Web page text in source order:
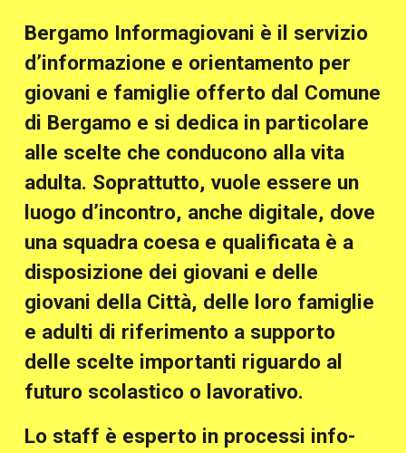
Bergamo Informagiovani è il servizio
d’informazione e orientamento per
giovani e famiglie offerto dal Comune
di Bergamo e si dedica in particolare
alle scelte che conducono alla vita
adulta. Soprattutto, vuole essere un
luogo d’incontro, anche digitale, dove
una squadra coesa e qualificata è a
disposizione dei giovani e delle
giovani della Città, delle loro famiglie
e adulti di riferimento a supporto
delle scelte importanti riguardo al
futuro scolastico o lavorativo.
Lo staff è esperto in processi info-